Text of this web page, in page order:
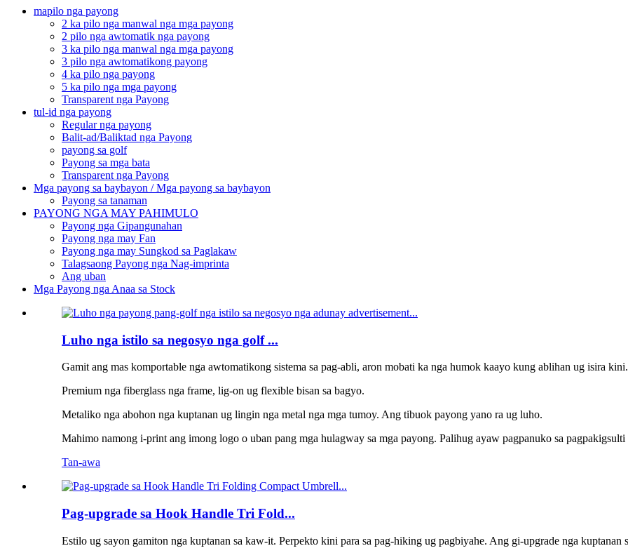
mapilo nga payong
2 ka pilo nga manwal nga mga payong
2 pilo nga awtomatik nga payong
3 ka pilo nga manwal nga mga payong
3 pilo nga awtomatikong payong
4 ka pilo nga payong
5 ka pilo nga mga payong
Transparent nga Payong
tul-id nga payong
Regular nga payong
Balit-ad/Baliktad nga Payong
payong sa golf
Payong sa mga bata
Transparent nga Payong
Mga payong sa baybayon / Mga payong sa baybayon
Payong sa tanaman
PAYONG NGA MAY PAHIMULO
Payong nga Gipangunahan
Payong nga may Fan
Payong nga may Sungkod sa Paglakaw
Talagsaong Payong nga Nag-imprinta
Ang uban
Mga Payong nga Anaa sa Stock
Luho nga istilo sa negosyo nga golf ...
Gamit ang mas komportable nga awtomatikong sistema sa pag-abli, aron mobati ka nga humok kaayo kung ablihan ug isira kini.
Premium nga fiberglass nga frame, lig-on ug flexible bisan sa bagyo.
Metaliko nga abohon nga kuptanan ug lingin nga metal nga mga tumoy. Ang tibuok payong yano ra ug luho.
Mahimo namong i-print ang imong logo o uban pang mga hulagway sa mga payong. Palihug ayaw pagpanuko sa pagpakigsulti
Tan-awa
Pag-upgrade sa Hook Handle Tri Fold...
Estilo ug sayon ​​gamiton nga kuptanan sa kaw-it. Perpekto kini para sa pag-hiking ug pagbiyahe. Ang gi-upgrade nga kuptanan